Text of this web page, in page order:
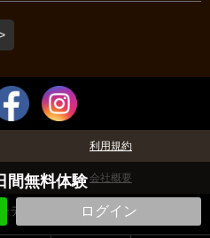
間無料体験
ログイン
利用規約
会社概要
テレ！